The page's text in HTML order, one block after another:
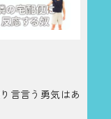
言言う勇気はあ